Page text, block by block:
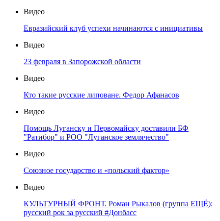
Видео
Евразийский клуб успехи начинаются с инициативы
Видео
23 февраля в Запорожской области
Видео
Кто такие русские липоване. Федор Афанасов
Видео
Помощь Луганску и Первомайску доставили БФ
"Ратибор" и РОО "Луганское землячество"
Видео
Союзное государство и «польский фактор»
Видео
КУЛЬТУРНЫЙ ФРОНТ. Роман Рыкалов (группа ЕЩЁ):
русский рок за русский #Донбасс